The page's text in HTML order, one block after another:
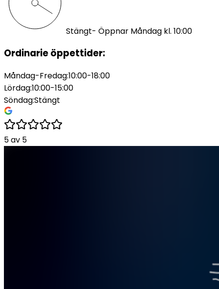
Stängt- Öppnar Måndag kl. 10:00
Ordinarie öppettider:
Måndag-Fredag:10:00-18:00
Lördag:10:00-15:00
Söndag:Stängt
5av 5